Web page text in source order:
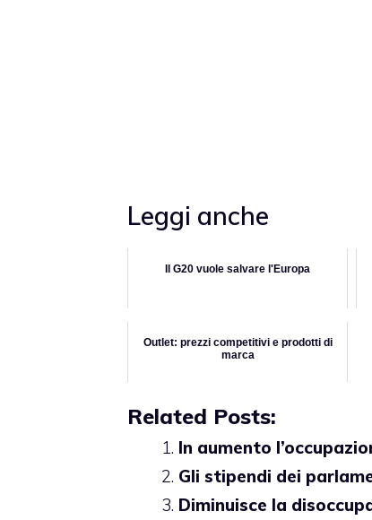
Leggi anche
Il G20 vuole salvare l'Europa
Outlet: prezzi competitivi e prodotti di
marca
Related Posts:
In aumento
Gli stipendi dei
Diminuisce la